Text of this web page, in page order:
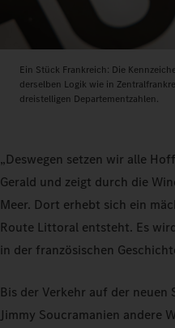
Ein Stück Frankreich: Die
derselben Logik wie in
dreistelligen Departementzahlen.
„Deswegen setzen wir alle
Gerald und zeigt durch die
Meer. Dort erhebt sich ein
Route Littoral entsteht. Es
in der französischen
Bis der Verkehr auf der neuen
Jimmy Soucramanien andere